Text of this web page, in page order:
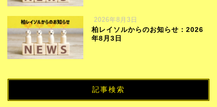
2026年8月3日
柏レイソルからのお知らせ：2026
年8月3日
記事検索